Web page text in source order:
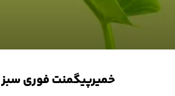
خمیرپیگمنت فوری سبز ۷۰۰۷